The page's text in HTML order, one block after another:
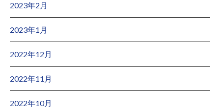
2023年2月
2023年1月
2022年12月
2022年11月
2022年10月